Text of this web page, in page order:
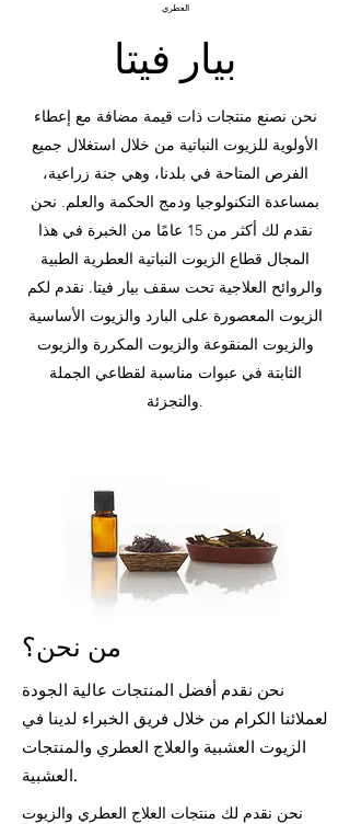
العطري
بيار فيتا
نحن نصنع منتجات ذات قيمة مضافة مع إعطاء
الأولوية للزيوت النباتية من خلال استغلال جميع
الفرص المتاحة في بلدنا، وهي جنة زراعية،
بمساعدة التكنولوجيا ودمج الحكمة والعلم. نحن
نقدم لك أكثر من 15 عامًا من الخبرة في هذا
المجال قطاع الزيوت النباتية العطرية الطبية
والروائح العلاجية تحت سقف بيار فيتا. نقدم لكم
الزيوت المعصورة على البارد والزيوت الأساسية
والزيوت المنقوعة والزيوت المكررة والزيوت
الثابتة في عبوات مناسبة لقطاعي الجملة
والتجزئة.
من نحن؟
نحن نقدم أفضل المنتجات عالية الجودة
لعملائنا الكرام من خلال فريق الخبراء لدينا في
الزيوت العشبية والعلاج العطري والمنتجات
العشبية.
نحن نقدم لك منتجات العلاج العطري والزيوت